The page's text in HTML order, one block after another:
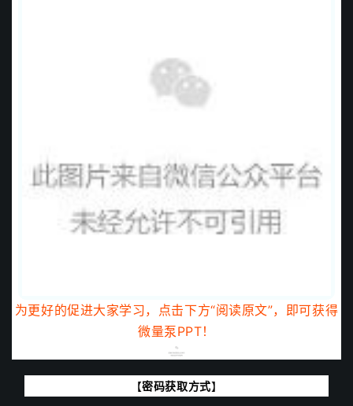
为更好的促进大家学习，点击下方“阅读原文”，即可获得
微量泵PPT！
【密码获取方式】